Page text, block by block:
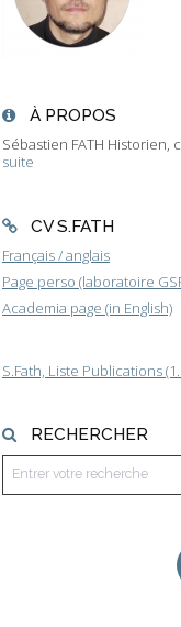
À PROPOS
Sébastien FATH Historien,
suite
CV S.FATH
Français / anglais
Page perso (laboratoire
Academia page (in English)
S.Fath, Liste Publications
RECHERCHER